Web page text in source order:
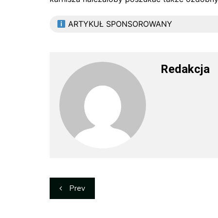
ARTYKUŁ SPONSOROWANY
Redakcja
Nawigacja
wpisu
Prev